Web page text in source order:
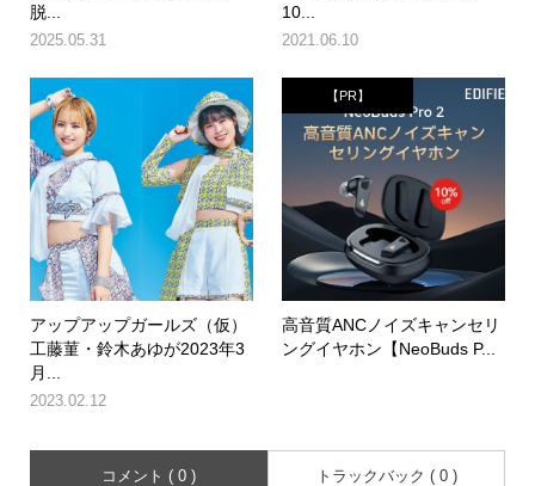
脱...
2025.05.31
10...
2021.06.10
アップアップガールズ（仮）
工藤菫・鈴木あゆが2023年3
月...
2023.02.12
【PR】
高音質ANCノイズキャンセリ
ングイヤホン【NeoBuds P...
コメント ( 0 ) トラックバック ( 0 )